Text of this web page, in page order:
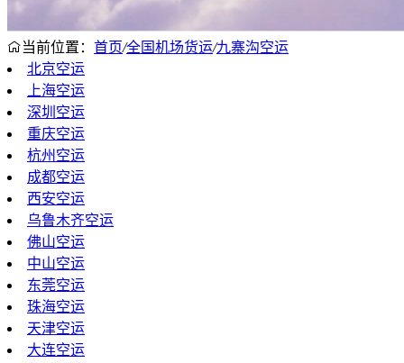
当前位置： 首页/全国机场货运/九寨沟空运
北京空运
上海空运
深圳空运
重庆空运
杭州空运
成都空运
西安空运
乌鲁木齐空运
佛山空运
中山空运
东莞空运
珠海空运
天津空运
大连空运